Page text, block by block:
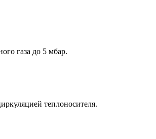
газа до 5 мбар.
теплоносителя.